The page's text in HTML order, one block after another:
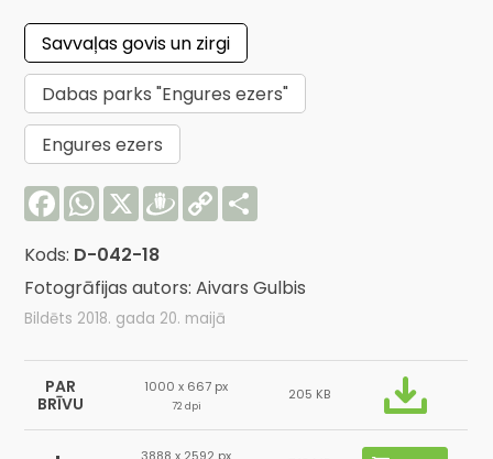
Savvaļas govis un zirgi
Dabas parks "Engures ezers"
Engures ezers
FacebookWhatsApp
X Draugiem
Copy
Link
Kods: D-042-18
Fotogrāfijas autors: Aivars Gulbis
Bildēts 2018. gada 20. maijā
PAR
BRĪVU
1000 x 667 px
72 dpi
205 KB